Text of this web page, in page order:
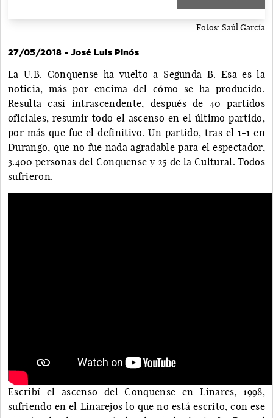
Fotos: Saúl García
27/05/2018 - José Luis Pinós
La U.B. Conquense ha vuelto a Segunda B. Esa es la
noticia, más por encima del cómo se ha producido.
Resulta casi intrascendente, después de 40 partidos
oficiales, resumir todo el ascenso en el último partido,
por más que fue el definitivo. Un partido, tras el 1-1 en
Durango, que no fue nada agradable para el espectador,
3.400 personas del Conquense y 25 de la Cultural. Todos
sufrieron.
Escribí el ascenso del Conquense en Linares, 1998,
sufriendo en el Linarejos lo que no está escrito, con ese